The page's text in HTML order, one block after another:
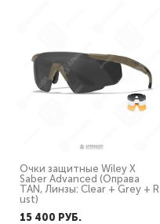
Очки защитные Wiley X
Saber Advanced (Оправа
TAN, Линзы: Clear + Grey + R
ust)
15 400 PУБ.